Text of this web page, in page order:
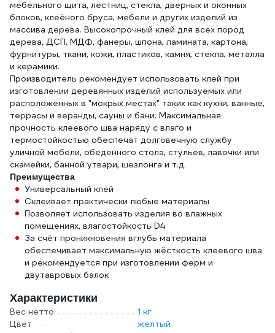
мебельного щита, лестниц, стекла, дверных и оконных
блоков, клеёного бруса, мебели и других изделий из
массива дерева. Высокопрочный клей для всех пород
дерева, ДСП, МДФ, фанеры, шпона, ламината, картона,
фурнитуры, ткани, кожи, пластиков, камня, стекла, металла
и керамики.
Производитель рекомендует использовать клей при
изготовлении деревянных изделий используемых или
расположенных в "мокрых местах" таких как кухни, ванные,
террасы и веранды, сауны и бани. Максимальная
прочность клеевого шва наряду с влаго и
термостойкостью обеспечат долговечную службу
уличной мебели, обеденного стола, стульев, лавочки или
скамейки, банной утвари, шезлонга и т.д.
Преимущества
Универсальный клей
Склеивает практически любые материалы
Позволяет использовать изделия во влажных
помещениях, влагостойкость D4
За счёт проникновения вглубь материала
обеспечивает максимальную жёсткость клеевого шва
и рекомендуется при изготовлении ферм и
двутавровых балок
Характеристики
Вес нетто
1 кг
Цвет
желтый